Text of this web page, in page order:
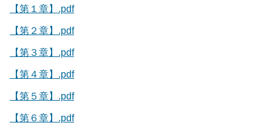
【第１章】.pdf
【第２章】.pdf
【第３章】.pdf
【第４章】.pdf
【第５章】.pdf
【第６章】.pdf